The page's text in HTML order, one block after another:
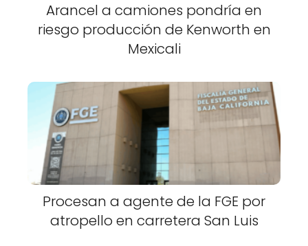
Arancel a camiones pondría en
riesgo producción de Kenworth en
Mexicali
Procesan a agente de la FGE por
atropello en carretera San Luis